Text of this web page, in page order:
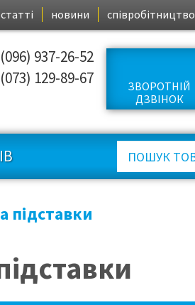
статті новини співробітництво
(096) 937-26-52
(073) 129-89-67
ЗВОРОТНІЙ
ДЗВІНОК
підставки